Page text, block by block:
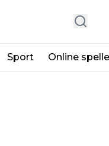
Sport Online